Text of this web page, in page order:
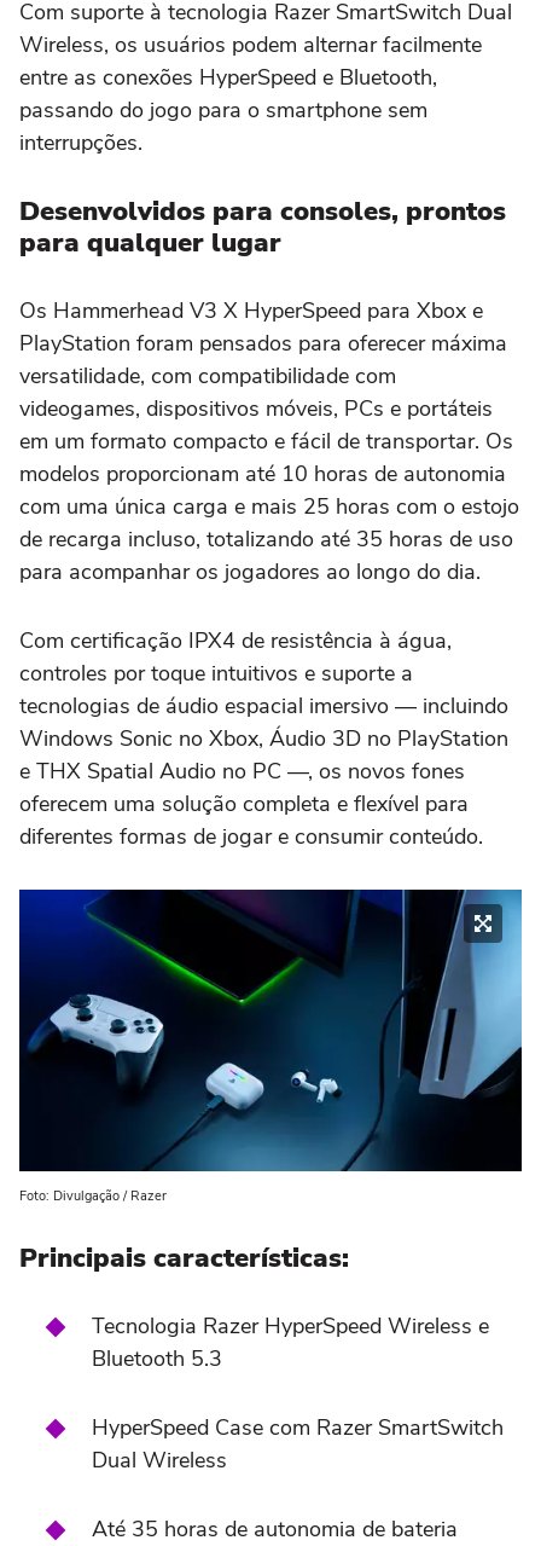
Com suporte à tecnologia Razer SmartSwitch Dual
Wireless, os usuários podem alternar facilmente
entre as conexões HyperSpeed e Bluetooth,
passando do jogo para o smartphone sem
interrupções.
Desenvolvidos para consoles, prontos
para qualquer lugar
Os Hammerhead V3 X HyperSpeed para Xbox e
PlayStation foram pensados para oferecer máxima
versatilidade, com compatibilidade com
videogames, dispositivos móveis, PCs e portáteis
em um formato compacto e fácil de transportar. Os
modelos proporcionam até 10 horas de autonomia
com uma única carga e mais 25 horas com o estojo
de recarga incluso, totalizando até 35 horas de uso
para acompanhar os jogadores ao longo do dia.
Com certificação IPX4 de resistência à água,
controles por toque intuitivos e suporte a
tecnologias de áudio espacial imersivo — incluindo
Windows Sonic no Xbox, Áudio 3D no PlayStation
e THX Spatial Audio no PC —, os novos fones
oferecem uma solução completa e flexível para
diferentes formas de jogar e consumir conteúdo.
Foto: Divulgação / Razer
Principais características:
Tecnologia Razer HyperSpeed Wireless e
Bluetooth 5.3
HyperSpeed Case com Razer SmartSwitch
Dual Wireless
Até 35 horas de autonomia de bateria